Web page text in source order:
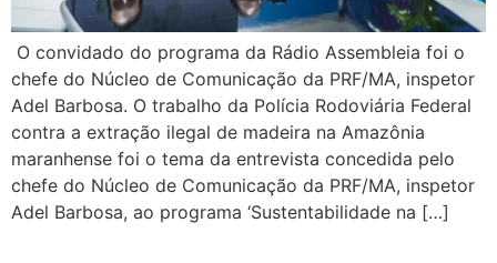
O convidado do programa da Rádio Assembleia foi o
chefe do Núcleo de Comunicação da PRF/MA, inspetor
Adel Barbosa. O trabalho da Polícia Rodoviária Federal
contra a extração ilegal de madeira na Amazônia
maranhense foi o tema da entrevista concedida pelo
chefe do Núcleo de Comunicação da PRF/MA, inspetor
Adel Barbosa, ao programa ‘Sustentabilidade na […]